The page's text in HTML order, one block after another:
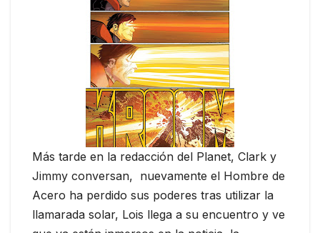
Más tarde en la redacción del Planet, Clark y
Jimmy conversan, nuevamente el Hombre de
Acero ha perdido sus poderes tras utilizar la
llamarada solar, Lois llega a su encuentro y ve